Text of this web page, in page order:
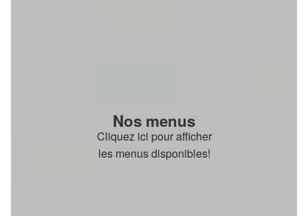
Nos menus
Cliquez ici pour afficher
les menus disponibles!